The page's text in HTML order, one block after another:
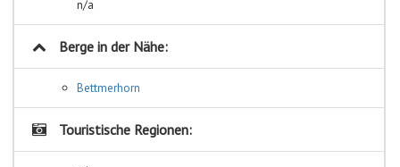
n/a
Berge in der Nähe:
Bettmerhorn
Touristische Regionen: